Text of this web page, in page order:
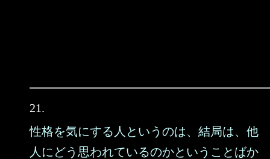
21.
性格を気にする人というのは、結局は、他
人にどう思われているのかということばか